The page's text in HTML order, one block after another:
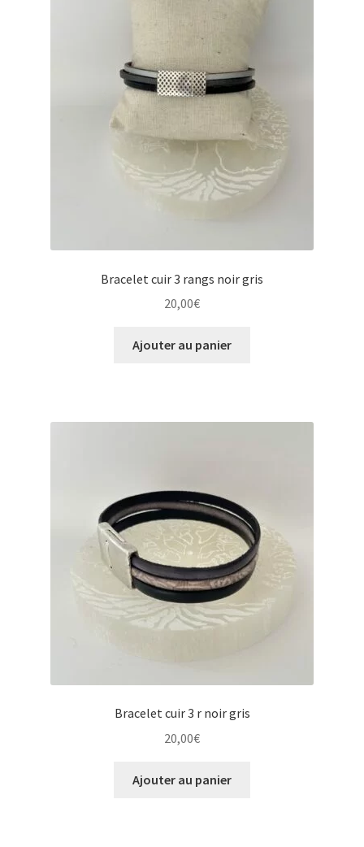
Bracelet cuir 3 rangs noir gris
20,00€
Ajouter au panier
Bracelet cuir 3 r noir gris
20,00€
Ajouter au panier